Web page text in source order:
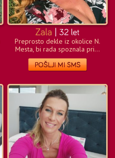
Preprosto dekle iz okolice N.
Mesta, bi rada spoznala pri...